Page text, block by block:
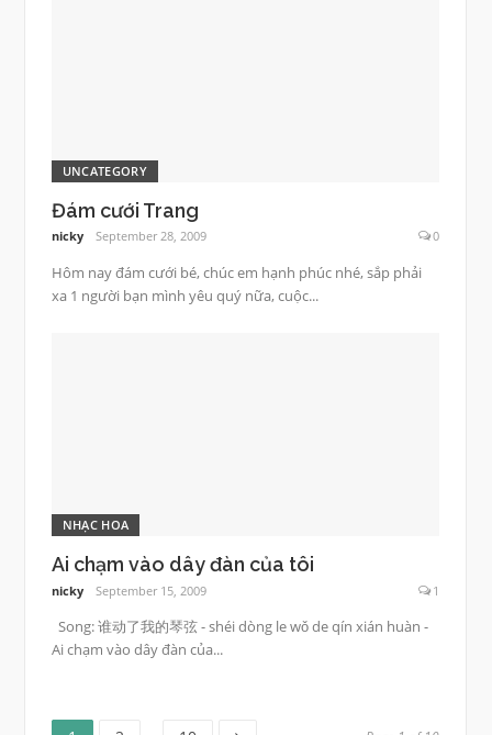
UNCATEGORY
Đám cưới Trang
nicky September 28, 2009 0
Hôm nay đám cưới bé, chúc em hạnh phúc nhé, sắp phải
xa 1 người bạn mình yêu quý nữa, cuộc...
NHẠC HOA
Ai chạm vào dây đàn của tôi
nicky September 15, 2009 1
Song: 谁动了我的琴弦 - shéi dòng le wǒ de qín xián huàn -
Ai chạm vào dây đàn của...
Page Page Page